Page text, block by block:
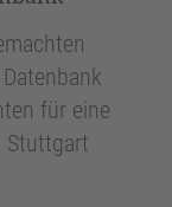
für eine
Stuttgart